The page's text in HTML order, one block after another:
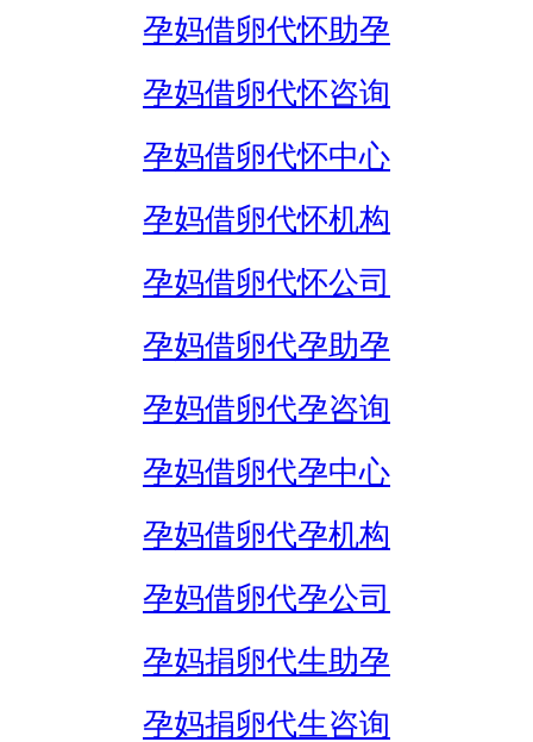
孕妈借卵代怀助孕
孕妈借卵代怀咨询
孕妈借卵代怀中心
孕妈借卵代怀机构
孕妈借卵代怀公司
孕妈借卵代孕助孕
孕妈借卵代孕咨询
孕妈借卵代孕中心
孕妈借卵代孕机构
孕妈借卵代孕公司
孕妈捐卵代生助孕
孕妈捐卵代生咨询